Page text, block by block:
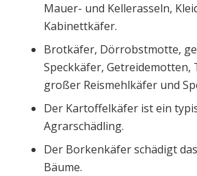
Mauer- und Kellerasseln,
Kabinettkäfer.
Brotkäfer, Dörrobstmotte,
Speckkäfer, Getreidemotten,
großer Reismehlkäfer und
Der Kartoffelkäfer ist ein
Agrarschädling.
Der Borkenkäfer schädigt
Bäume.